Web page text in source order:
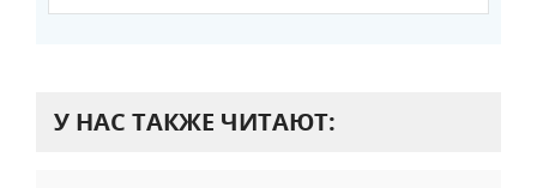
У НАС ТАКЖЕ ЧИТАЮТ: